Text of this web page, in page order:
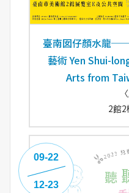
臺南囡仔顏水龍
藝術 Yen Shui-
Arts from
2館2
09-22
12-23